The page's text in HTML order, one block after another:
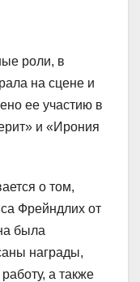
роли, в
на сцене и
ее участию в
и «Ирония
о том,
Фрейндлих от
была
награды,
а также